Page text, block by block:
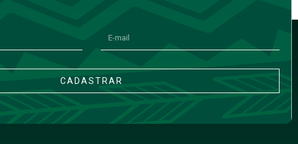
CADASTRAR